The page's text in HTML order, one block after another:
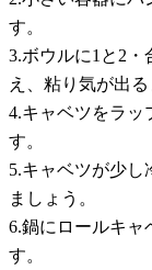
す。
3.ボウルに1と2
え、粘り気が出
4.キャベツをラッ
す。
5.キャベツが少し
ましょう。
6.鍋にロールキャ
す。